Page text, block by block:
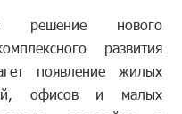
решение нового
развития
появление жилых
офисов и малых